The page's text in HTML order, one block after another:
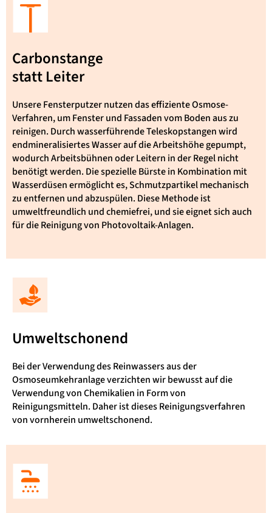
Carbonstange
statt Leiter
Unsere Fensterputzer nutzen das effiziente Osmose-
Verfahren, um Fenster und Fassaden vom Boden aus zu
reinigen. Durch wasserführende Teleskopstangen wird
endmineralisiertes Wasser auf die Arbeitshöhe gepumpt,
wodurch Arbeitsbühnen oder Leitern in der Regel nicht
benötigt werden. Die spezielle Bürste in Kombination mit
Wasserdüsen ermöglicht es, Schmutzpartikel mechanisch
zu entfernen und abzuspülen. Diese Methode ist
umweltfreundlich und chemiefrei, und sie eignet sich auch
für die Reinigung von Photovoltaik-Anlagen.
Umweltschonend
Bei der Verwendung des Reinwassers aus der
Osmoseumkehranlage verzichten wir bewusst auf die
Verwendung von Chemikalien in Form von
Reinigungsmitteln. Daher ist dieses Reinigungsverfahren
von vornherein umweltschonend.